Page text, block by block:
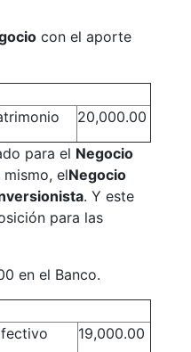
con el aporte
20,000.00
para el Negocio
mismo, elNegocio
. Y este
para las
en el Banco.
19,000.00